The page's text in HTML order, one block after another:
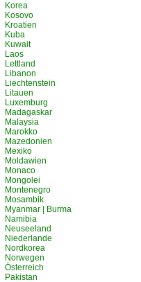
Korea
Kosovo
Kroatien
Kuba
Kuwait
Laos
Lettland
Libanon
Liechtenstein
Litauen
Luxemburg
Madagaskar
Malaysia
Marokko
Mazedonien
Mexiko
Moldawien
Monaco
Mongolei
Montenegro
Mosambik
Myanmar | Burma
Namibia
Neuseeland
Niederlande
Nordkorea
Norwegen
Österreich
Pakistan